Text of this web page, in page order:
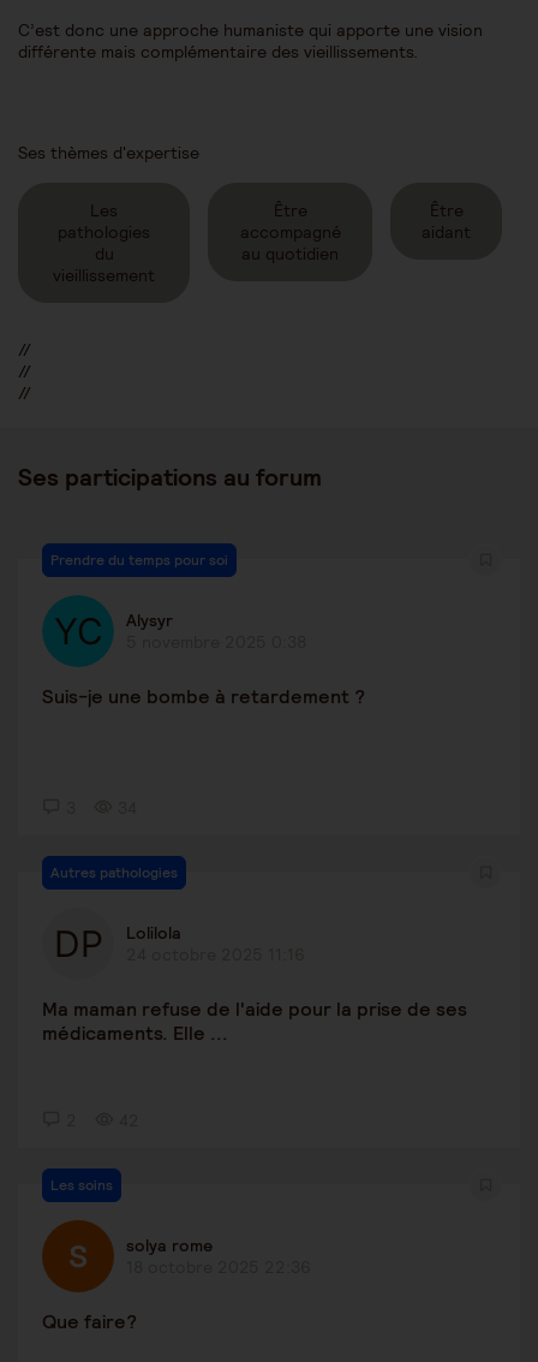
C’est donc une approche humaniste qui apporte une vision
différente mais complémentaire des vieillissements.
Ses thèmes d'expertise
Les
pathologies
du
vieillissement
Être
accompagné
au quotidien
Être
aidant
//
//
//
Ses participations au forum
Prendre du temps pour soi
Alysyr
Suis-je une bombe à retardement ?
Autres pathologies
Lolilola
Ma maman refuse de l'aide pour la prise de ses
médicaments. Elle ...
Les soins
solya rome
Que faire?